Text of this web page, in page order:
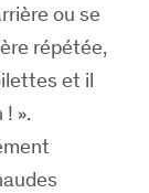
ou se
répétée,
et il
».